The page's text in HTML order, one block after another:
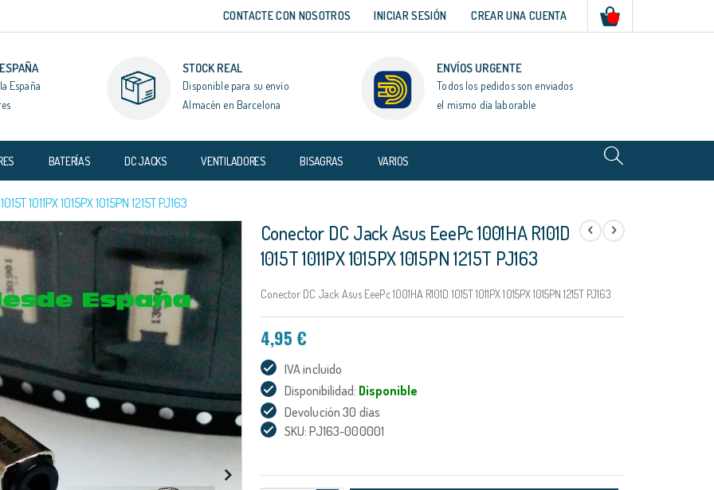
CONTACTE CON NOSOTROS INICIAR SESIÓN CREAR UNA CUENTA
España
STOCK REAL
Disponible para su envío
Almacén en Barcelona
ENVÍOS URGENTE
Todos los pedidos son enviados
el mismo día laborable
BATERÍAS DC JACKS VENTILADORES BISAGRAS VARIOS
1011PX 1015PX 1015PN 1215T PJ163
Conector DC Jack Asus EeePc 1001HA R101D
1015T 1011PX 1015PX 1015PN 1215T PJ163
Conector DC Jack Asus EeePc 1001HA R101D 1015T 1011PX 1015PX 1015PN 1215T PJ163
4,95 €
IVA incluido
Disponibilidad: Disponible
Devolución 30 días
SKU: PJ163-000001